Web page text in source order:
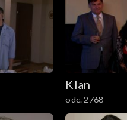
Klan
odc. 2768